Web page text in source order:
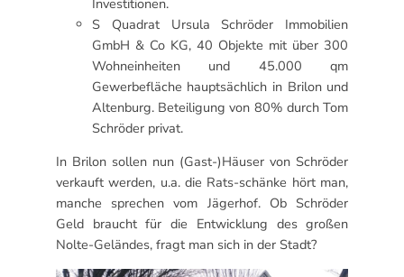
S Quadrat Ursula Schröder Immobilien
GmbH & Co KG, 40 Objekte mit über 300
Wohneinheiten und 45.000 qm
Gewerbefläche hauptsächlich in Brilon und
Altenburg. Beteiligung von 80% durch Tom
Schröder privat.
In Brilon sollen nun (Gast-)Häuser von Schröder
verkauft werden, u.a. die Rats-schänke hört man,
manche sprechen vom Jägerhof. Ob Schröder
Geld braucht für die Entwicklung des großen
Nolte-Geländes, fragt man sich in der Stadt?